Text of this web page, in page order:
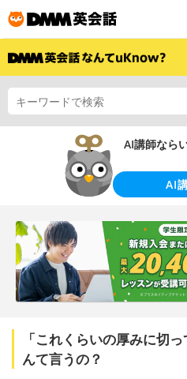
AI講師なら
AI
「これくらいの厚みに切
んて言うの？